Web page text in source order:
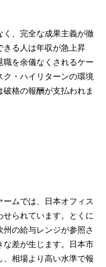
、完全な成果主義が徹
きる人は年収が急上昇
職を余儀なくされるケー
ク・ハイリターンの環境
格の報酬が支払われま
ムでは、日本オフィス
られています。とくに
の給与レンジが参照さ
な差が生じます。日本市
相場より高い水準で報